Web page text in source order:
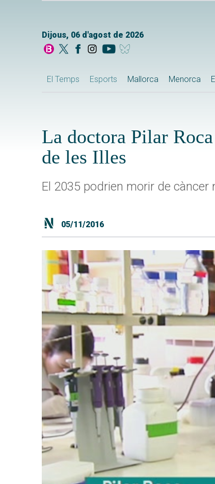
Dijous, 06 d'agost de 2026
El Temps Esports Mallorca Menorca
La doctora Pilar
de les Illes
El 2035 podrien morir de
05/11/2016